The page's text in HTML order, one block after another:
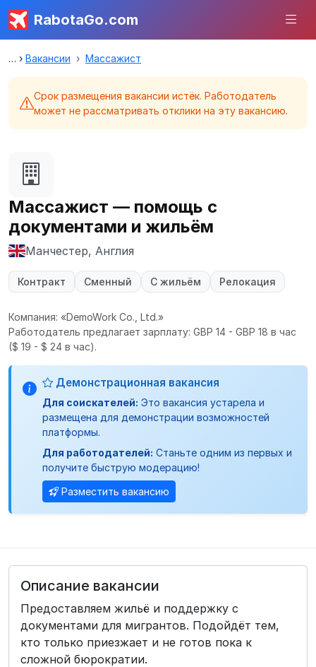
RabotaGo.com
Вакансии Массажист
Срок размещения вакансии истёк. Работодатель
может не рассматривать отклики на эту вакансию.
Массажист — помощь с
документами и жильём
Манчестер, Англия
Контракт Сменный С жильём Релокация
Компания: «DemoWork Co., Ltd.»
Работодатель предлагает зарплату: GBP 14 - GBP 18 в час
($ 19 - $ 24 в час).
Демонстрационная вакансия
Для соискателей: Это вакансия устарела и
размещена для демонстрации возможностей
платформы.
Для работодателей: Станьте одним из первых и
получите быструю модерацию!
Разместить вакансию
Описание вакансии
Предоставляем жильё и поддержку с
документами для мигрантов. Подойдёт тем,
кто только приезжает и не готов пока к
сложной бюрократии.